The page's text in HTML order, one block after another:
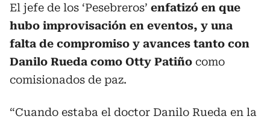
El jefe de los ‘Pesebreros’ enfatizó en que
hubo improvisación en eventos, y una
falta de compromiso y avances tanto con
Danilo Rueda como Otty Patiño como
comisionados de paz.
“Cuando estaba el doctor Danilo Rueda en la